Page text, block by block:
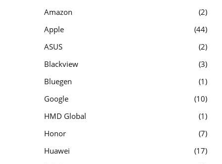
Amazon
2
Apple
44
ASUS
2
Blackview
3
Bluegen
1
Google
10
HMD Global
1
Honor
7
Huawei
17